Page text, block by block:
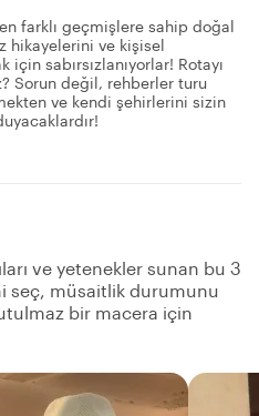
farklı geçmişlere sahip doğal
hikayelerini ve kişisel
sabırsızlanıyorlar! Rotayı
Sorun değil, rehberler turu
ve kendi şehirlerini sizin
ve yetenekler sunan bu 3
seç, müsaitlik durumunu
bir macera için